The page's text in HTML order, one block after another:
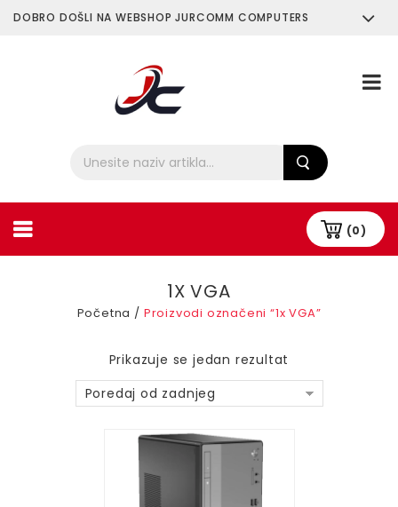
DOBRO DOŠLI NA WEBSHOP JURCOMM COMPUTERS
(0)
1X VGA
Početna / Proizvodi označeni “1x VGA”
Prikazuje se jedan rezultat
Poredaj od zadnjeg